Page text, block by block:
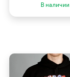
В наличии